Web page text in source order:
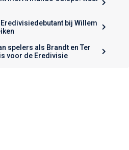
Eredivisiedebutant bij Willem
spelers als Brandt en Ter
voor de Eredivisie